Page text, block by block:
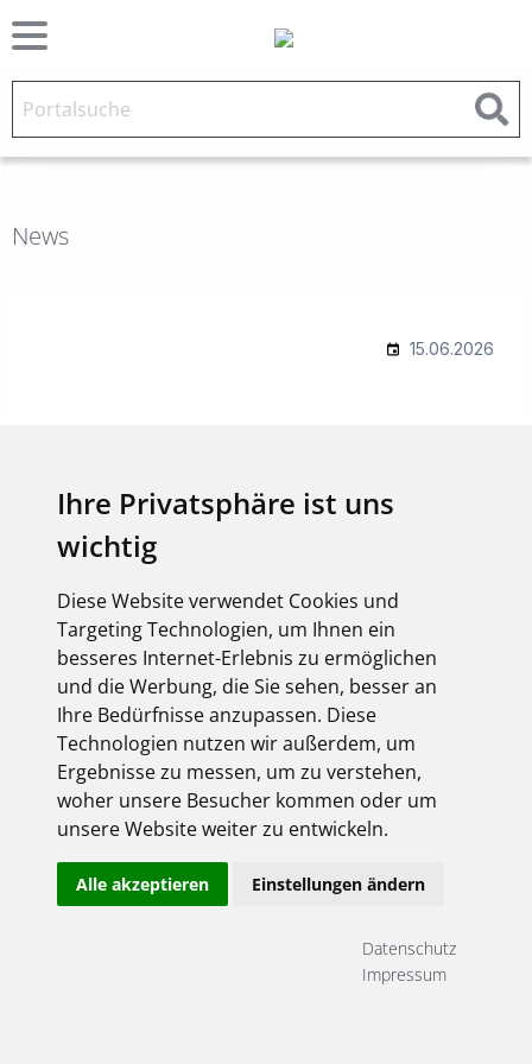
Ihre Privatsphäre ist uns
wichtig
Diese Website verwendet Cookies und
Targeting Technologien, um Ihnen ein
besseres Internet-Erlebnis zu ermöglichen
und die Werbung, die Sie sehen, besser an
Ihre Bedürfnisse anzupassen. Diese
Technologien nutzen wir außerdem, um
Ergebnisse zu messen, um zu verstehen,
woher unsere Besucher kommen oder um
unsere Website weiter zu entwickeln.
Alle akzeptieren Einstellungen ändern
Datenschutz
Impressum
News